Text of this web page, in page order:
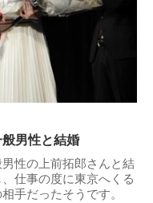
男性と結婚
性の上前拓郎さんと結
仕事の度に東京へくる
手だったそうです。